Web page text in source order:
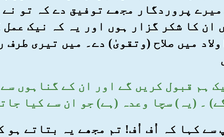
پروردگار مجھے توفیق دے کہ تو
ان کا شکر گزار ہوں اور یہ کہ نیک عمل
میں صلاح (وتقویٰ) دے۔ میں تیری طرف
ہم قبول کریں گے اور ان کے گناہوں
۔ (یہ) سچا وعدہ (ہے) جو ان سے کیا
سے کہا کہ اُف اُف! تم مجھے یہ بتاتے ہو